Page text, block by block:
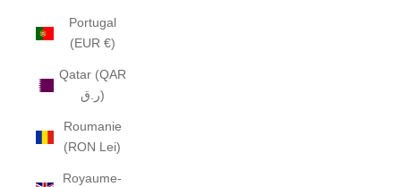
Portugal
(EUR €)
Qatar (QAR
ر.ق)
Roumanie
(RON Lei)
Royaume-